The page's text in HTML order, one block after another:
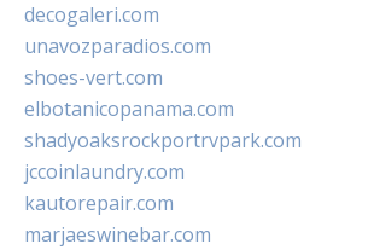
decogaleri.com
unavozparadios.com
shoes-vert.com
elbotanicopanama.com
shadyoaksrockportrvpark.com
jccoinlaundry.com
kautorepair.com
marjaeswinebar.com